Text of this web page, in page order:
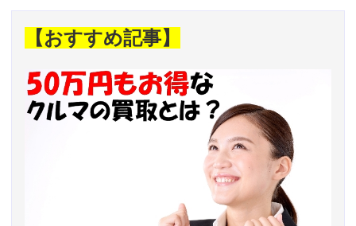
【おすすめ記事】